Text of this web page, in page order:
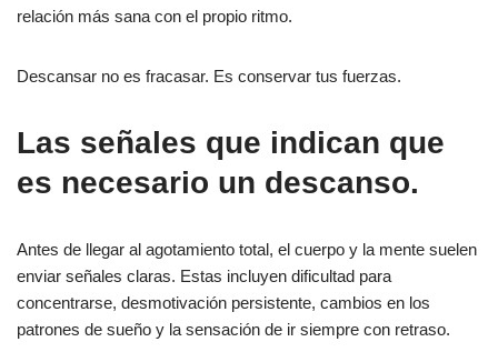
relación más sana con el propio ritmo.
Descansar no es fracasar. Es conservar tus fuerzas.
Las señales que indican que
es necesario un descanso.
Antes de llegar al agotamiento total, el cuerpo y la mente suelen
enviar señales claras. Estas incluyen dificultad para
concentrarse, desmotivación persistente, cambios en los
patrones de sueño y la sensación de ir siempre con retraso.